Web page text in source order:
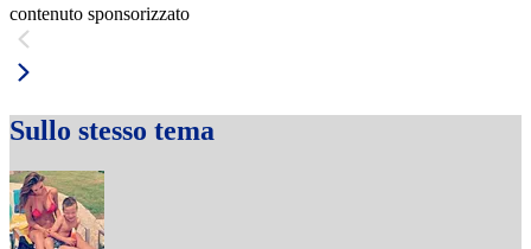
contenuto sponsorizzato
Sullo stesso tema